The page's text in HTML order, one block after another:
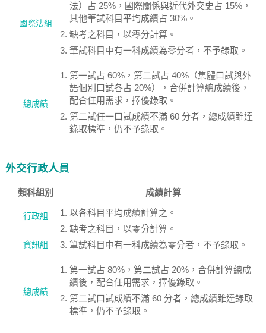
國際法組
法）占 25%，國際關係與近代外交史占 15%，
其他筆試科目平均成績占 30%。
缺考之科目，以零分計算。
筆試科目中有一科成績為零分者，不予錄取。
總成績
第一試占 60%，第二試占 40%（集體口試與外
語個別口試各占 20%），合併計算總成績後，
配合任用需求，擇優錄取。
第二試任一口試成績不滿 60 分者，總成績雖達
錄取標準，仍不予錄取。
外交行政人員
類科組別 成績計算
行政組
以各科目平均成績計算之。
缺考之科目，以零分計算。
筆試科目中有一科成績為零分者，不予錄取。
資訊組
總成績
第一試占 80%，第二試占 20%，合併計算總成
績後，配合任用需求，擇優錄取。
第二試口試成績不滿 60 分者，總成績雖達錄取
標準，仍不予錄取。